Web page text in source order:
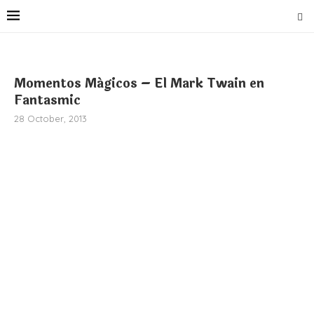
Momentos Mágicos – El Mark Twain en
Fantasmic
28 October, 2013